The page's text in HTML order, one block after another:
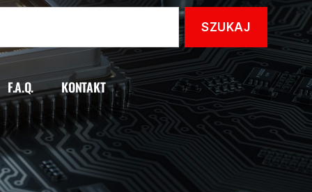
F.A.Q. KONTAKT